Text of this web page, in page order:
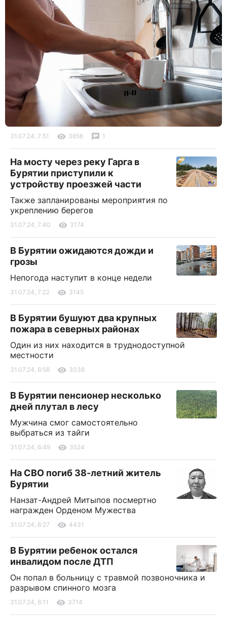
31.07.24, 7:51 3658 1
На мосту через реку Гарга в
Бурятии приступили к
устройству проезжей части
Также запланированы мероприятия по
укреплению берегов
31.07.24, 7:40 3174
В Бурятии ожидаются дожди и
грозы
Непогода наступит в конце недели
31.07.24, 7:22 3145
В Бурятии бушуют два крупных
пожара в северных районах
Один из них находится в труднодоступной
местности
31.07.24, 6:58 3038
В Бурятии пенсионер несколько
дней плутал в лесу
Мужчина смог самостоятельно
выбраться из тайги
31.07.24, 6:49 3524
На СВО погиб 38-летний житель
Бурятии
Нанзат-Андрей Митыпов посмертно
награжден Орденом Мужества
31.07.24, 6:27 4431
В Бурятии ребенок остался
инвалидом после ДТП
Он попал в больницу с травмой позвоночника и
разрывом спинного мозга
31.07.24, 6:11 3714